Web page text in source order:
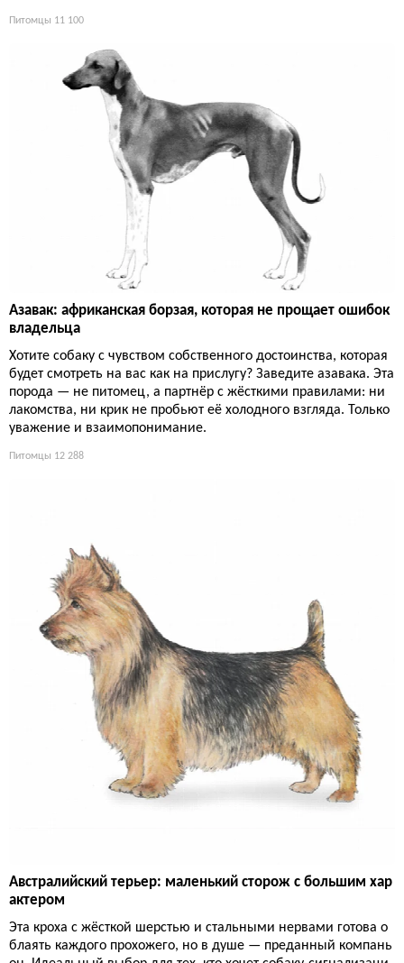
Питомцы 11 100
Азавак: африканская борзая, которая не прощает ошибок
владельца
Хотите собаку с чувством собственного достоинства, которая
будет смотреть на вас как на прислугу? Заведите азавака. Эта
порода — не питомец, а партнёр с жёсткими правилами: ни
лакомства, ни крик не пробьют её холодного взгляда. Только
уважение и взаимопонимание.
Питомцы 12 288
Австралийский терьер: маленький сторож с большим хар
актером
Эта кроха с жёсткой шерстью и стальными нервами готова о
блаять каждого прохожего, но в душе — преданный компань